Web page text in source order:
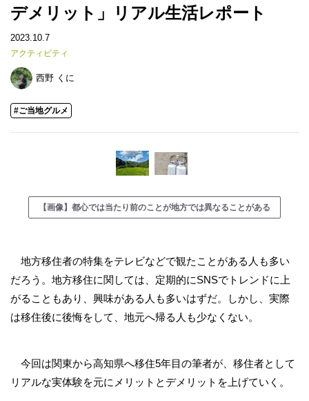
デメリット」リアル生活レポート
2023.10.7
アクティビティ
西野 くに
#ご当地グルメ
【画像】都心では当たり前のことが地方では異なることがある
地方移住者の特集をテレビなどで観たことがある人も多い
だろう。地方移住に関しては、定期的にSNSでトレンドに上
がることもあり、興味がある人も多いはずだ。しかし、実際
は移住後に後悔をして、地元へ帰る人も少なくない。
今回は関東から高知県へ移住5年目の筆者が、移住者として
リアルな実体験を元にメリットとデメリットを上げていく。